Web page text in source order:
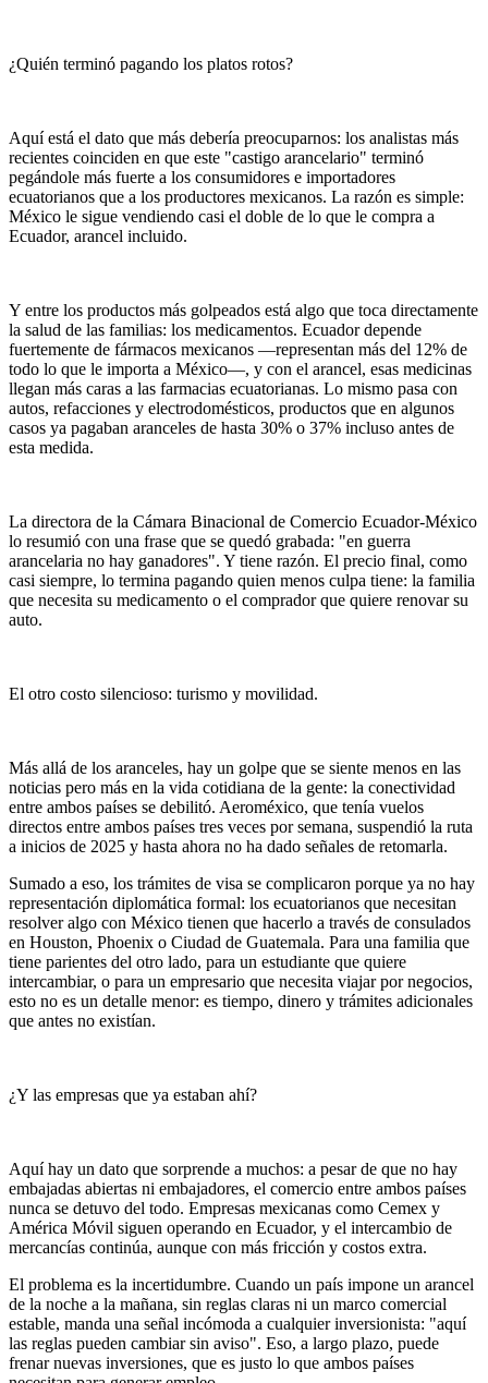
¿Quién terminó pagando los platos rotos?
Aquí está el dato que más debería preocuparnos: los analistas más
recientes coinciden en que este "castigo arancelario" terminó
pegándole más fuerte a los consumidores e importadores
ecuatorianos que a los productores mexicanos. La razón es simple:
México le sigue vendiendo casi el doble de lo que le compra a
Ecuador, arancel incluido.
Y entre los productos más golpeados está algo que toca directamente
la salud de las familias: los medicamentos. Ecuador depende
fuertemente de fármacos mexicanos —representan más del 12% de
todo lo que le importa a México—, y con el arancel, esas medicinas
llegan más caras a las farmacias ecuatorianas. Lo mismo pasa con
autos, refacciones y electrodomésticos, productos que en algunos
casos ya pagaban aranceles de hasta 30% o 37% incluso antes de
esta medida.
La directora de la Cámara Binacional de Comercio Ecuador-México
lo resumió con una frase que se quedó grabada: "en guerra
arancelaria no hay ganadores". Y tiene razón. El precio final, como
casi siempre, lo termina pagando quien menos culpa tiene: la familia
que necesita su medicamento o el comprador que quiere renovar su
auto.
El otro costo silencioso: turismo y movilidad.
Más allá de los aranceles, hay un golpe que se siente menos en las
noticias pero más en la vida cotidiana de la gente: la conectividad
entre ambos países se debilitó. Aeroméxico, que tenía vuelos
directos entre ambos países tres veces por semana, suspendió la ruta
a inicios de 2025 y hasta ahora no ha dado señales de retomarla.
Sumado a eso, los trámites de visa se complicaron porque ya no hay
representación diplomática formal: los ecuatorianos que necesitan
resolver algo con México tienen que hacerlo a través de consulados
en Houston, Phoenix o Ciudad de Guatemala. Para una familia que
tiene parientes del otro lado, para un estudiante que quiere
intercambiar, o para un empresario que necesita viajar por negocios,
esto no es un detalle menor: es tiempo, dinero y trámites adicionales
que antes no existían.
¿Y las empresas que ya estaban ahí?
Aquí hay un dato que sorprende a muchos: a pesar de que no hay
embajadas abiertas ni embajadores, el comercio entre ambos países
nunca se detuvo del todo. Empresas mexicanas como Cemex y
América Móvil siguen operando en Ecuador, y el intercambio de
mercancías continúa, aunque con más fricción y costos extra.
El problema es la incertidumbre. Cuando un país impone un arancel
de la noche a la mañana, sin reglas claras ni un marco comercial
estable, manda una señal incómoda a cualquier inversionista: "aquí
las reglas pueden cambiar sin aviso". Eso, a largo plazo, puede
frenar nuevas inversiones, que es justo lo que ambos países